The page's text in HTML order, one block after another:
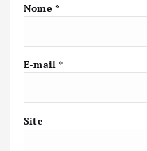
Nome *
E-mail*
Site